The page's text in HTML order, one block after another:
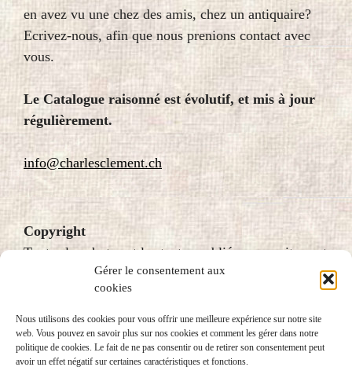
Gérer le consentement aux
cookies
Nous utilisons des cookies pour vous offrir une meilleure expérience sur notre site
web. Vous pouvez en savoir plus sur nos cookies et comment les gérer dans notre
politique de cookies. Le fait de ne pas consentir ou de retirer son consentement peut
avoir un effet négatif sur certaines caractéristiques et fonctions.
en avez vu une chez des amis, chez un antiquaire?
Ecrivez-nous, afin que nous prenions contact avec
vous.
Le Catalogue raisonné est évolutif, et mis à jour
régulièrement.
info@charlesclement.ch
Copyright
Toutes les photos et les textes publiés sur ce site sont
protégés par le droit d’auteur et donc soumis au
copyright. Pour plus d’information, veuillez écrire à
fondation@charlesclement.ch